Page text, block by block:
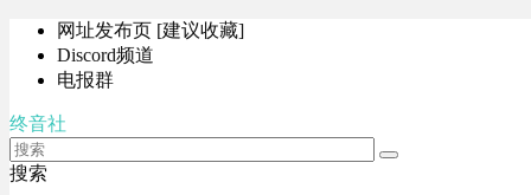
网址发布页 [建议收藏]
Discord频道
电报群
终音社
搜索